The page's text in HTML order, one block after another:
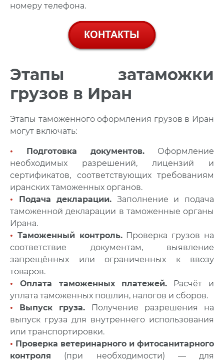
номеру телефона.
Этапы затаможки
грузов в Иран
Этапы таможенного оформления грузов в Иран
могут включать:
• Подготовка документов. Оформление
необходимых разрешений, лицензий и
сертификатов, соответствующих требованиям
иранских таможенных органов.
• Подача декларации. Заполнение и подача
таможенной декларации в таможенные органы
Ирана.
• Таможенный контроль.Проверка грузов на
соответствие документам, выявление
запрещённых или ограниченных к ввозу
товаров.
• Оплата таможенных платежей. Расчёт и
уплата таможенных пошлин, налогов и сборов.
• Выпуск груза. Получение разрешения на
выпуск груза для внутреннего использования
или транспортировки.
• Проверка ветеринарного и фитосанитарного
контроля (при необходимости) — для